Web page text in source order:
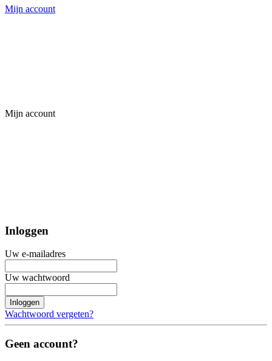
Mijn account
Mijn account
Inloggen
Uw e-mailadres
Uw wachtwoord
Inloggen
Wachtwoord vergeten?
Geen account?